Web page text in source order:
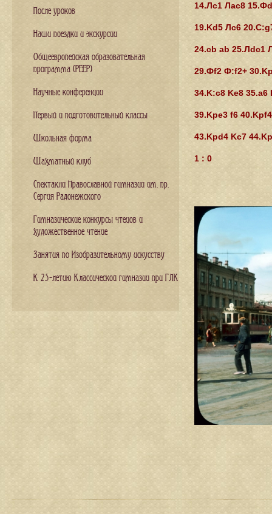
14.Лс1 Лас8
19.Kd5 Лс6
24.cb ab 25.Лdc1
29.Фf2 Ф:f2+
34.K:c8 Ke8 35.a6
39.Kpe3 f6
43.Kpd4 Kc7
1 : 0
После уроков
Наши поездки и экскурсии
Общеевропейская образовательная
программа (PEEP)
Научные конференции
Первый и подготовительный классы
Школьная форма
Шахматный клуб
Спектакли Православной гимназии им. пр.
Сергия Радонежского
Гимназические конкурсы чтецов и
художественное чтение
Занятия по Изобразительному искусству
К 25-летию Классической гимназии при ГЛК